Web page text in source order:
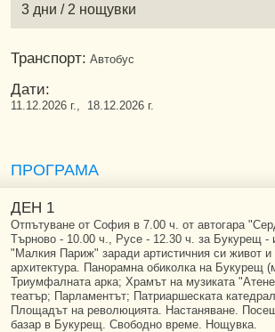
3 дни / 2 нощувки
Транспорт: Автобус
Дати:
11.12.2026 г., 18.12.2026 г.
ПРОГРАМА
ДЕН 1
Отпътуване от София в 7.00 ч. от автогара
Търново - 10.00 ч., Русе - 12.30 ч. за Букурещ -
"Малкия Париж" заради артистичния си живот и
архитектура. Панорамна обиколка на Букурещ
Триумфалната арка; Храмът на музиката
театър; Парламентът; Патриаршеската
Площадът на революцията. Настаняване.
базар в Букурещ. Свободно време. Нощувка.